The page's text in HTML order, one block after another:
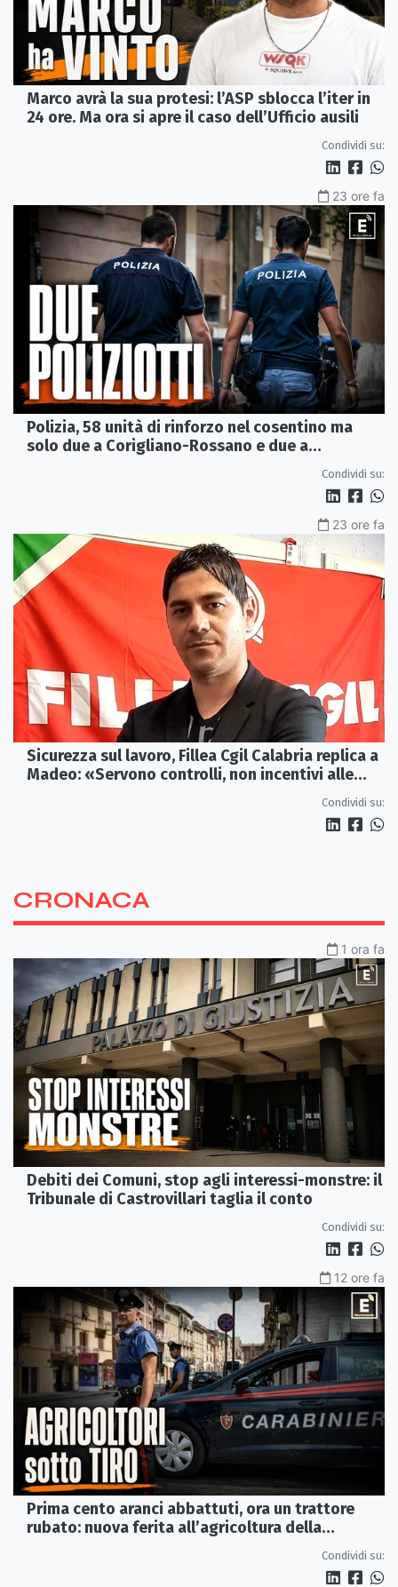
Marco avrà la sua protesi: l’ASP sblocca l’iter in
24 ore. Ma ora si apre il caso dell’Ufficio ausili
Condividi su:
23 ore fa
Polizia, 58 unità di rinforzo nel cosentino ma
solo due a Corigliano-Rossano e due a
Condividi su:
23 ore fa
Sicurezza sul lavoro, Fillea Cgil Calabria replica a
Madeo: «Servono controlli, non incentivi alle
Condividi su:
CRONACA
1 ora fa
Debiti dei Comuni, stop agli interessi-monstre: il
Tribunale di Castrovillari taglia il conto
Condividi su:
12 ore fa
Prima cento aranci abbattuti, ora un trattore
rubato: nuova ferita all’agricoltura della
Condividi su: